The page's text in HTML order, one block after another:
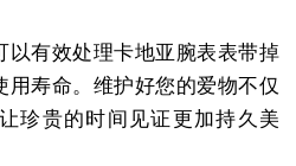
有效处理卡地亚腕表表带掉
寿命。维护好您的爱物不仅
珍贵的时间见证更加持久美